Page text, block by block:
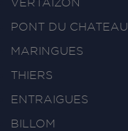
VERTAIZON
PONT DU CHATEAU
MARINGUES
THIERS
ENTRAIGUES
BILLOM